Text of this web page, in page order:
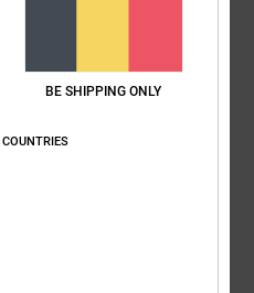
/5
BE SHIPPING ONLY